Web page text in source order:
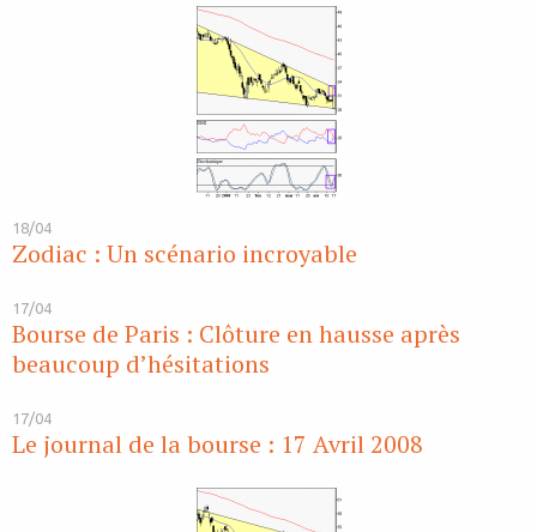
18/04
Zodiac : Un scénario incroyable
17/04
Bourse de Paris : Clôture en hausse après
beaucoup d’hésitations
17/04
Le journal de la bourse : 17 Avril 2008